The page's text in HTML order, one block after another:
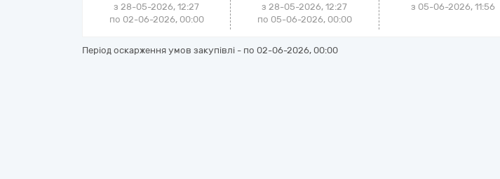
з 28-05-2026, 12:27
по 02-06-2026, 00:00
з 28-05-2026, 12:27
по 05-06-2026, 00:00
з 05-06-2026, 11:56
Період оскарження умов закупівлі - по 02-06-2026, 00:00